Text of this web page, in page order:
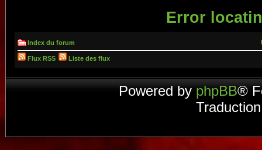
Error
Index du forum
Flux RSS Liste des flux
Powered by phpBB®